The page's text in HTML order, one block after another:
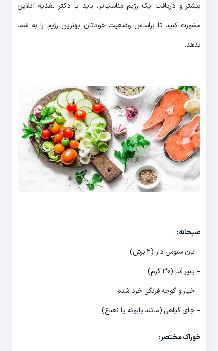
بیشتر و دریافت یک رژیم مناسب‌تر، باید با دکتر تغذیه آنلاین
مشورت کنید تا براساس وضعیت خودتان بهترین رژیم را به شما
بدهد.
صبحانه:
– نان سبوس دار (2 برش)
– پنیر فتا (30 گرم)
– خیار و گوجه فرنگی خرد شده
– چای گیاهی (مانند بابونه یا نعناع)
خوراک مختصر: